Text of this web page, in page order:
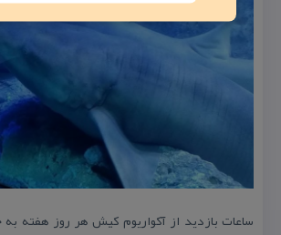
ساعات بازدید از آكواریوم كیش هر روز هفته